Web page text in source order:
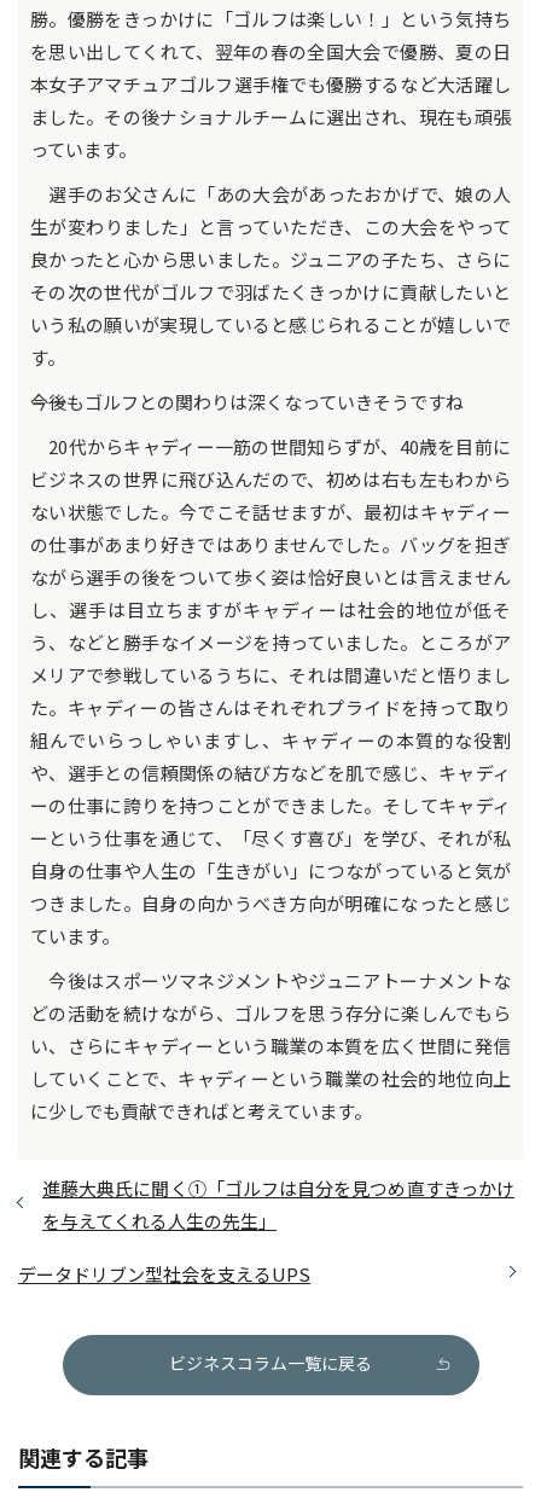
勝。優勝をきっかけに「ゴルフは楽しい！」という気持ち
を思い出してくれて、翌年の春の全国大会で優勝、夏の日
本女子アマチュアゴルフ選手権でも優勝するなど大活躍し
ました。その後ナショナルチームに選出され、現在も頑張
っています。
選手のお父さんに「あの大会があったおかげで、娘の人
生が変わりました」と言っていただき、この大会をやって
良かったと心から思いました。ジュニアの子たち、さらに
その次の世代がゴルフで羽ばたくきっかけに貢献したいと
いう私の願いが実現していると感じられることが嬉しいで
す。
――今後もゴルフとの関わりは深くなっていきそうですね
20代からキャディー一筋の世間知らずが、40歳を目前に
ビジネスの世界に飛び込んだので、初めは右も左もわから
ない状態でした。今でこそ話せますが、最初はキャディー
の仕事があまり好きではありませんでした。バッグを担ぎ
ながら選手の後をついて歩く姿は恰好良いとは言えません
し、選手は目立ちますがキャディーは社会的地位が低そ
う、などと勝手なイメージを持っていました。ところがア
メリアで参戦しているうちに、それは間違いだと悟りまし
た。キャディーの皆さんはそれぞれプライドを持って取り
組んでいらっしゃいますし、キャディーの本質的な役割
や、選手との信頼関係の結び方などを肌で感じ、キャディ
ーの仕事に誇りを持つことができました。そしてキャディ
ーという仕事を通じて、「尽くす喜び」を学び、それが私
自身の仕事や人生の「生きがい」につながっていると気が
つきました。自身の向かうべき方向が明確になったと感じ
ています。
今後はスポーツマネジメントやジュニアトーナメントな
どの活動を続けながら、ゴルフを思う存分に楽しんでもら
い、さらにキャディーという職業の本質を広く世間に発信
していくことで、キャディーという職業の社会的地位向上
に少しでも貢献できればと考えています。
進藤大典氏に聞く①「ゴルフは自分を見つめ直すきっかけ
を与えてくれる人生の先生」
データドリブン型社会を支えるUPS
ビジネスコラム一覧に戻る
関連する記事